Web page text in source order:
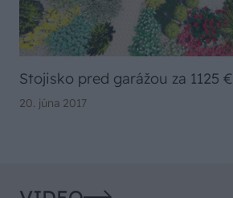
Stojisko pred garážou za 1125 €
20. júna 2017